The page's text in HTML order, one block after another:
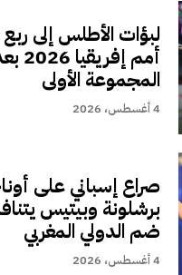
لبؤات الأطلس إلى
أمم
المجموعة الأولى
4 أغسطس، 2026
صراع إسباني على
برشلونة وبيتيس
ضم الدولي المغربي
4 أغسطس، 2026